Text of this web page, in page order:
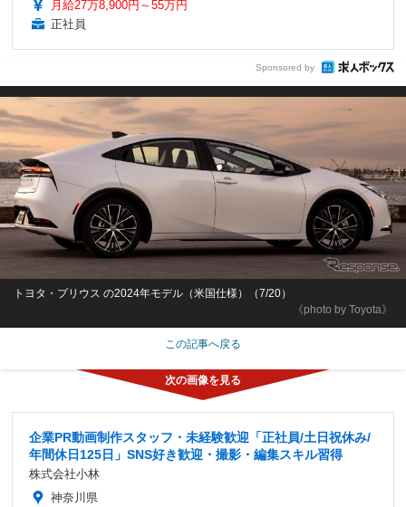
月給27万8,900円～55万円
正社員
Sponsored by
《photo by Toyota》
トヨタ・プリウス の2024年モデル（米国仕様）（7/20）
この記事へ戻る
企業PR動画制作スタッフ・未経験歓迎「正社員/土日祝休み/
年間休日125日」SNS好き歓迎・撮影・編集スキル習得
株式会社小林
神奈川県